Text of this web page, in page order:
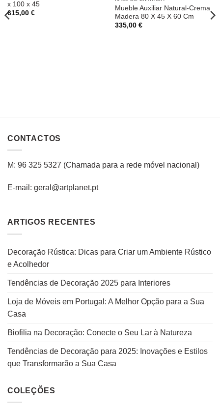
x 100 x 45
615,00 €
Mueble Auxiliar Natural-Crema
Madera 80 X 45 X 60 Cm
335,00 €
CONTACTOS
M: 96 325 5327 (Chamada para a rede móvel nacional )
E-mail: geral@artplanet.pt
ARTIGOS RECENTES
Decoração Rústica: Dicas para Criar um Ambiente Rústico
e Acolhedor
Tendências de Decoração 2025 para Interiores
Loja de Móveis em Portugal: A Melhor Opção para a Sua
Casa
Biofilia na Decoração: Conecte o Seu Lar à Natureza
Tendências de Decoração para 2025: Inovações e Estilos
que Transformarão a Sua Casa
COLEÇÕES